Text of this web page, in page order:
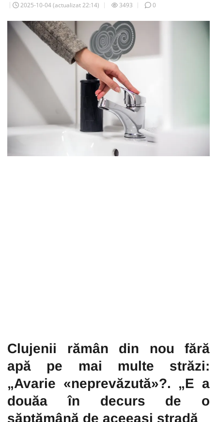
2025-10-04(actualizat22:14) 3493 0
Clujenii rămân din nou fără
apă pe mai multe străzi:
„Avarie «neprevăzută»?. „E a
douăa în decurs de o
săptămână de aceeași stradă